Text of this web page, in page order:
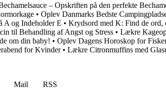
– Opskriften på den perfekte
• Oplev Danmarks Bedste
A og Indeholder E • Krydsord med K: Find de ord,
til Behandling af Angst og Stress • Lækre
om din baby! • Oplev Dagens Horoskop for
for Kvinder• Lækre Citronmuffins med
Mail
RSS